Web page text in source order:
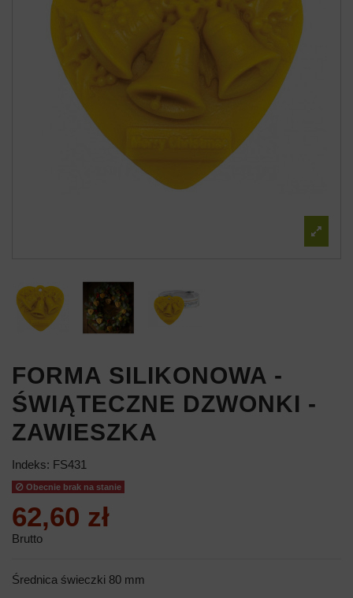
FORMA SILIKONOWA -
ŚWIĄTECZNE DZWONKI -
ZAWIESZKA
Indeks: FS431
Obecnie brak na stanie
62,60 zł
Brutto
Średnica świeczki 80 mm